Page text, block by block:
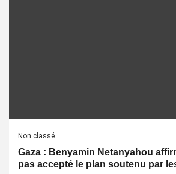
Non classé
Gaza : Benyamin Netanyahou
pas accepté le plan soutenu par